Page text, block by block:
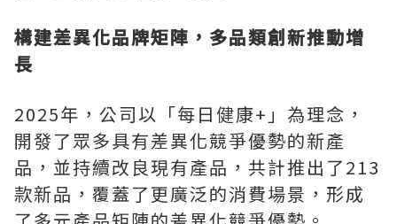
構建差異化品牌矩陣，多品類創新推動增
長
2025年，公司以「每日健康+」為理念，
開發了眾多具有差異化競爭優勢的新產
品，並持續改良現有產品，共計推出了213
款新品，覆蓋了更廣泛的消費場景，形成